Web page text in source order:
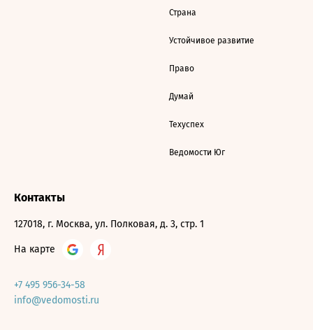
Страна
Устойчивое развитие
Право
Думай
Техуспех
Ведомости Юг
Контакты
127018, г. Москва, ул. Полковая, д. 3, стр. 1
На карте
+7 495 956-34-58
info@vedomosti.ru